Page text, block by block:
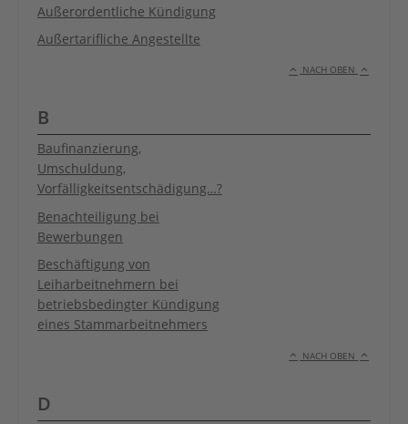
Außerordentliche Kündigung
Außertarifliche Angestellte
NACH OBEN
B
Baufinanzierung,
Umschuldung,
Vorfälligkeitsentschädigung…?
Benachteiligung bei
Bewerbungen
Beschäftigung von
Leiharbeitnehmern bei
betriebsbedingter Kündigung
eines Stammarbeitnehmers
NACH OBEN
D